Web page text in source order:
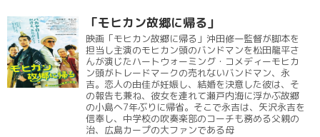
「モヒカン故郷に帰る」
映画「モヒカン故郷に帰る」沖田修一監督が脚本を
担当し主演のモヒカン頭のバンドマンを松田龍平さ
んが演じたハートウォーミング・コメディーモヒカ
ン頭がトレードマークの売れないバンドマン、永
吉。恋人の由佳が妊娠し、結婚を決意した彼は、そ
の報告も兼ね、彼女を連れて瀬戸内海に浮かぶ故郷
の小島へ7年ぶりに帰省。そこで永吉は、矢沢永吉を
信奉し、中学校の吹奏楽部のコーチも務める父親の
治、広島カープの大ファンである母